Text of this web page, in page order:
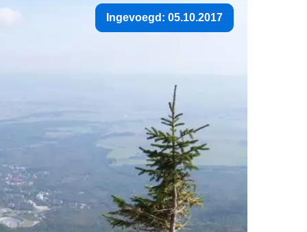
Ingevoegd: 05.10.2017